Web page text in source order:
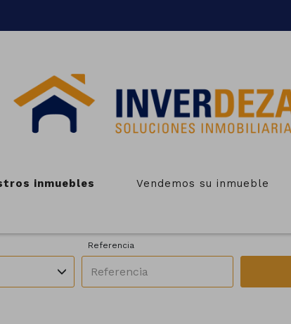
inmuebles Vendemos su inmueble
Zonas Operación
Referencia